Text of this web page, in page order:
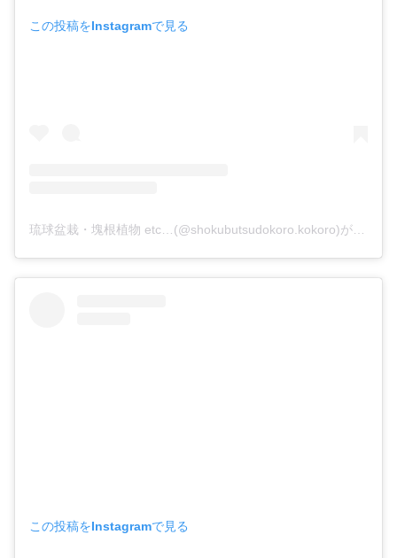
この投稿をInstagramで見る
この投稿をInstagramで見る